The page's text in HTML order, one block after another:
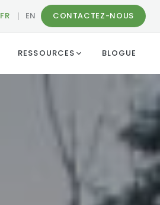
FR | EN CONTACTEZ-NOUS
RESSOURCES BLOGUE